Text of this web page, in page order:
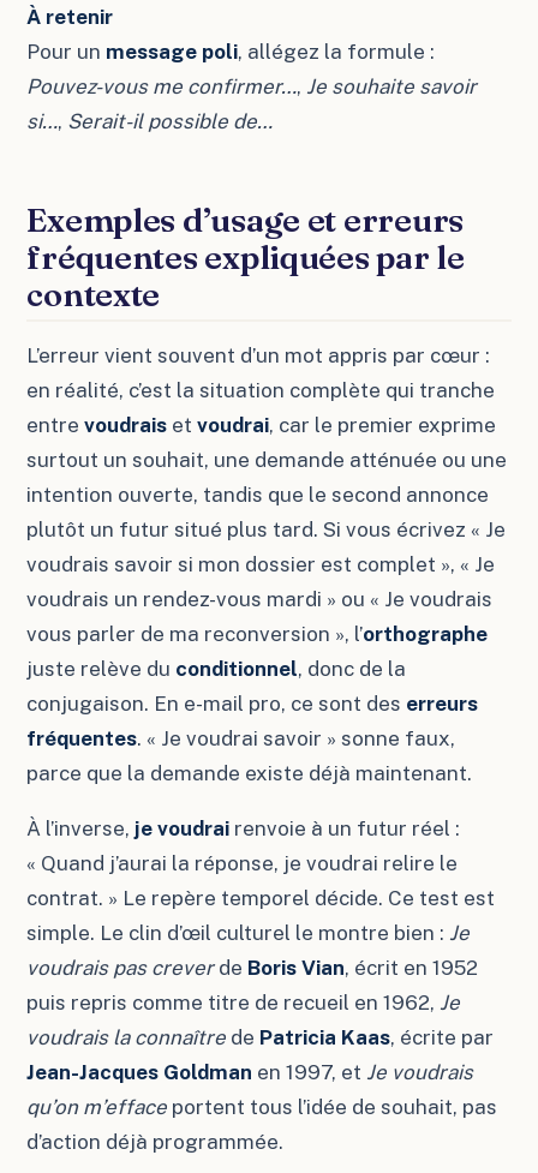
À retenir
Pour un message poli, allégez la formule :
Pouvez-vous me confirmer…, Je souhaite savoir
si…, Serait-il possible de…
Exemples d’usage et erreurs
fréquentes expliquées par le
contexte
L’erreur vient souvent d’un mot appris par cœur :
en réalité, c’est la situation complète qui tranche
entrevoudrais etvoudrai, car le premier exprime
surtout un souhait, une demande atténuée ou une
intention ouverte, tandis que le second annonce
plutôt un futur situé plus tard. Si vous écrivez « Je
voudrais savoir si mon dossier est complet », « Je
voudrais un rendez-vous mardi » ou « Je voudrais
vous parler de ma reconversion », l’orthographe
juste relève du conditionnel, donc de la
conjugaison. En e-mail pro, ce sont des erreurs
fréquentes. « Je voudrai savoir » sonne faux,
parce que la demande existe déjà maintenant.
À l’inverse, je voudrai renvoie à un futur réel :
« Quand j’aurai la réponse, je voudrai relire le
contrat. » Le repère temporel décide. Ce test est
simple. Le clin d’œil culturel le montre bien : Je
voudrais pas creverde Boris Vian, écrit en 1952
puis repris comme titre de recueil en 1962, Je
voudrais la connaître de Patricia Kaas, écrite par
Jean-Jacques Goldman en 1997, et Je voudrais
qu’on m’efface portent tous l’idée de souhait, pas
d’action déjà programmée.